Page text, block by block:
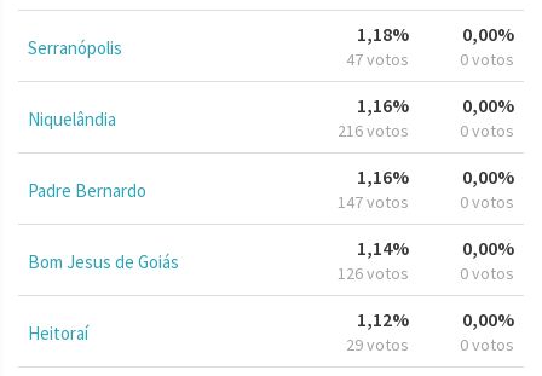
Serranópolis
1,18%
47 votos
0,00%
0 votos
Niquelândia
1,16%
216 votos
0,00%
0 votos
Padre Bernardo
1,16%
147 votos
0,00%
0 votos
Bom Jesus de Goiás
1,14%
126 votos
0,00%
0 votos
Heitoraí
1,12%
29 votos
0,00%
0 votos